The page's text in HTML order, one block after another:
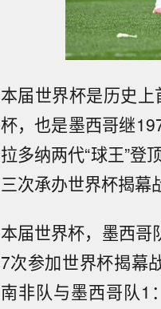
本届世界杯是历史
杯，也是墨西哥继
拉多纳两代“球王”登
三次承办世界杯揭幕
本届世界杯，墨西哥
7次参加世界杯揭幕
南非队与墨西哥队1